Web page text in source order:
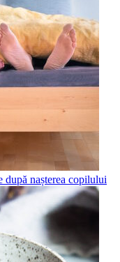
după nașterea copilului